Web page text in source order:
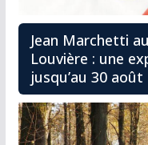
Jean Marchetti
Louvière : une
jusqu’au 30 août